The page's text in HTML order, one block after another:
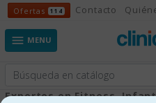
Ofertas 114 Ofertas
Contacto
 MENU
Expertos en Fitness,